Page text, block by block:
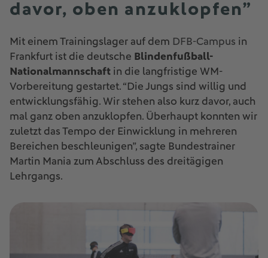
davor, oben anzuklopfen”
Mit einem Trainingslager auf dem DFB-Campus in
Frankfurt ist die deutsche Blindenfußball-
Nationalmannschaft in die langfristige WM-
Vorbereitung gestartet. “Die Jungs sind willig und
entwicklungsfähig. Wir stehen also kurz davor, auch
mal ganz oben anzuklopfen. Überhaupt konnten wir
zuletzt das Tempo der Einwicklung in mehreren
Bereichen beschleunigen”, sagte Bundestrainer
Martin Mania zum Abschluss des dreitägigen
Lehrgangs.